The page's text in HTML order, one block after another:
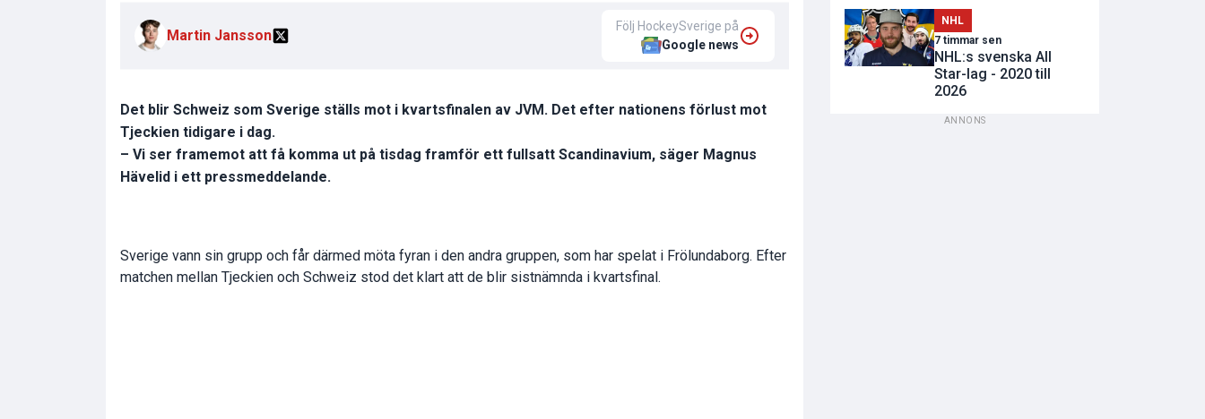
Martin Jansson
Följ HockeySverige på
Google news
Det blir Schweiz som Sverige ställs mot i kvartsfinalen av JVM. Det efter nationens förlust mot
Tjeckien tidigare i dag.
– Vi ser framemot att få komma ut på tisdag framför ett fullsatt Scandinavium, säger Magnus
Hävelid i ett pressmeddelande.
Sverige vann sin grupp och får därmed möta fyran i den andra gruppen, som har spelat i Frölundaborg. Efter
matchen mellan Tjeckien och Schweiz stod det klart att de blir sistnämnda i kvartsfinal.
NHL
7 timmar sen
NHL:s svenska All
Star-lag - 2020 till
2026
ANNONS